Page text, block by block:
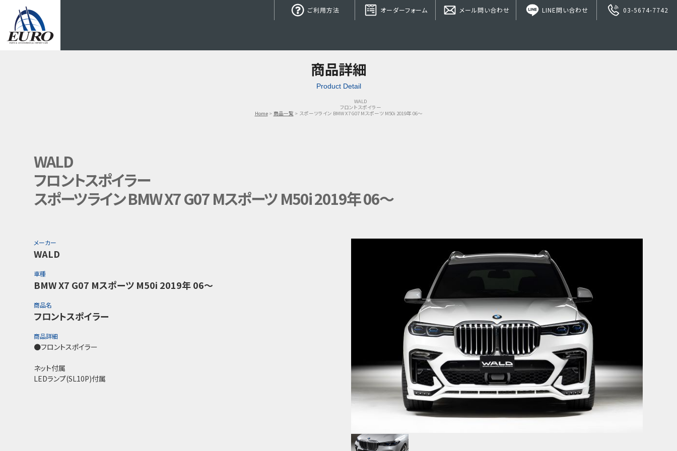
ご利用方法 オーダーフォーム メール問い合わせ LINE問い合わせ 03-5674-7742
商品詳細
Product Detail
Home 商品一覧
WALD
フロントスポイラー
スポーツライン BMW X7 G07 Mスポーツ M50i 2019年 06～
WALD
フロントスポイラー
スポーツライン BMW X7 G07 Mスポーツ M50i 2019年 06～
メーカー
WALD
車種
BMW X7 G07 Mスポーツ M50i 2019年 06～
商品名
フロントスポイラー
商品詳細
●フロントスポイラー
ネット付属
LEDランプ(SL10P)付属